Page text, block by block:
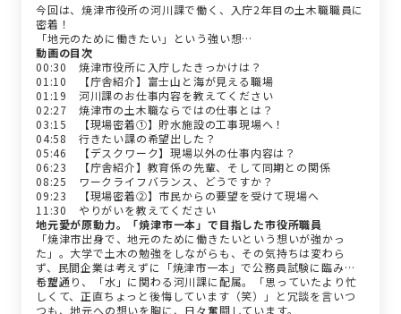
今回は、焼津市役所の河川課で働く、入庁2年目の土木職職員に
密着！
「地元のために働きたい」という強い想…
動画の目次
00:30 焼津市役所に入庁したきっかけは？
01:10 【庁舎紹介】富士山と海が見える職場
01:19 河川課のお仕事内容を教えてください
02:27 焼津市の土木職ならではの仕事とは？
03:15 【現場密着①】貯水施設の工事現場へ！
04:58 行きたい課の希望出した？
05:46 【デスクワーク】現場以外の仕事内容は？
06:23 【庁舎紹介】教育係の先輩、そして同期との関係
08:25 ワークライフバランス、どうですか？
09:23 【現場密着②】市民からの要望を受けて現場へ
11:30 やりがいを教えてください
地元愛が原動力。「焼津市一本」で目指した市役所職員
「焼津市出身で、地元のために働きたいという想いが強かっ
た」。大学で土木の勉強をしながらも、その気持ちは変わら
ず、民間企業は考えずに「焼津市一本」で公務員試験に臨みま
した。
希望通り、「水」に関わる河川課に配属。「思っていたより忙
しくて、正直ちょっと後悔しています（笑）」と冗談を言いつ
つも、地元への想いを胸に、日々奮闘しています。